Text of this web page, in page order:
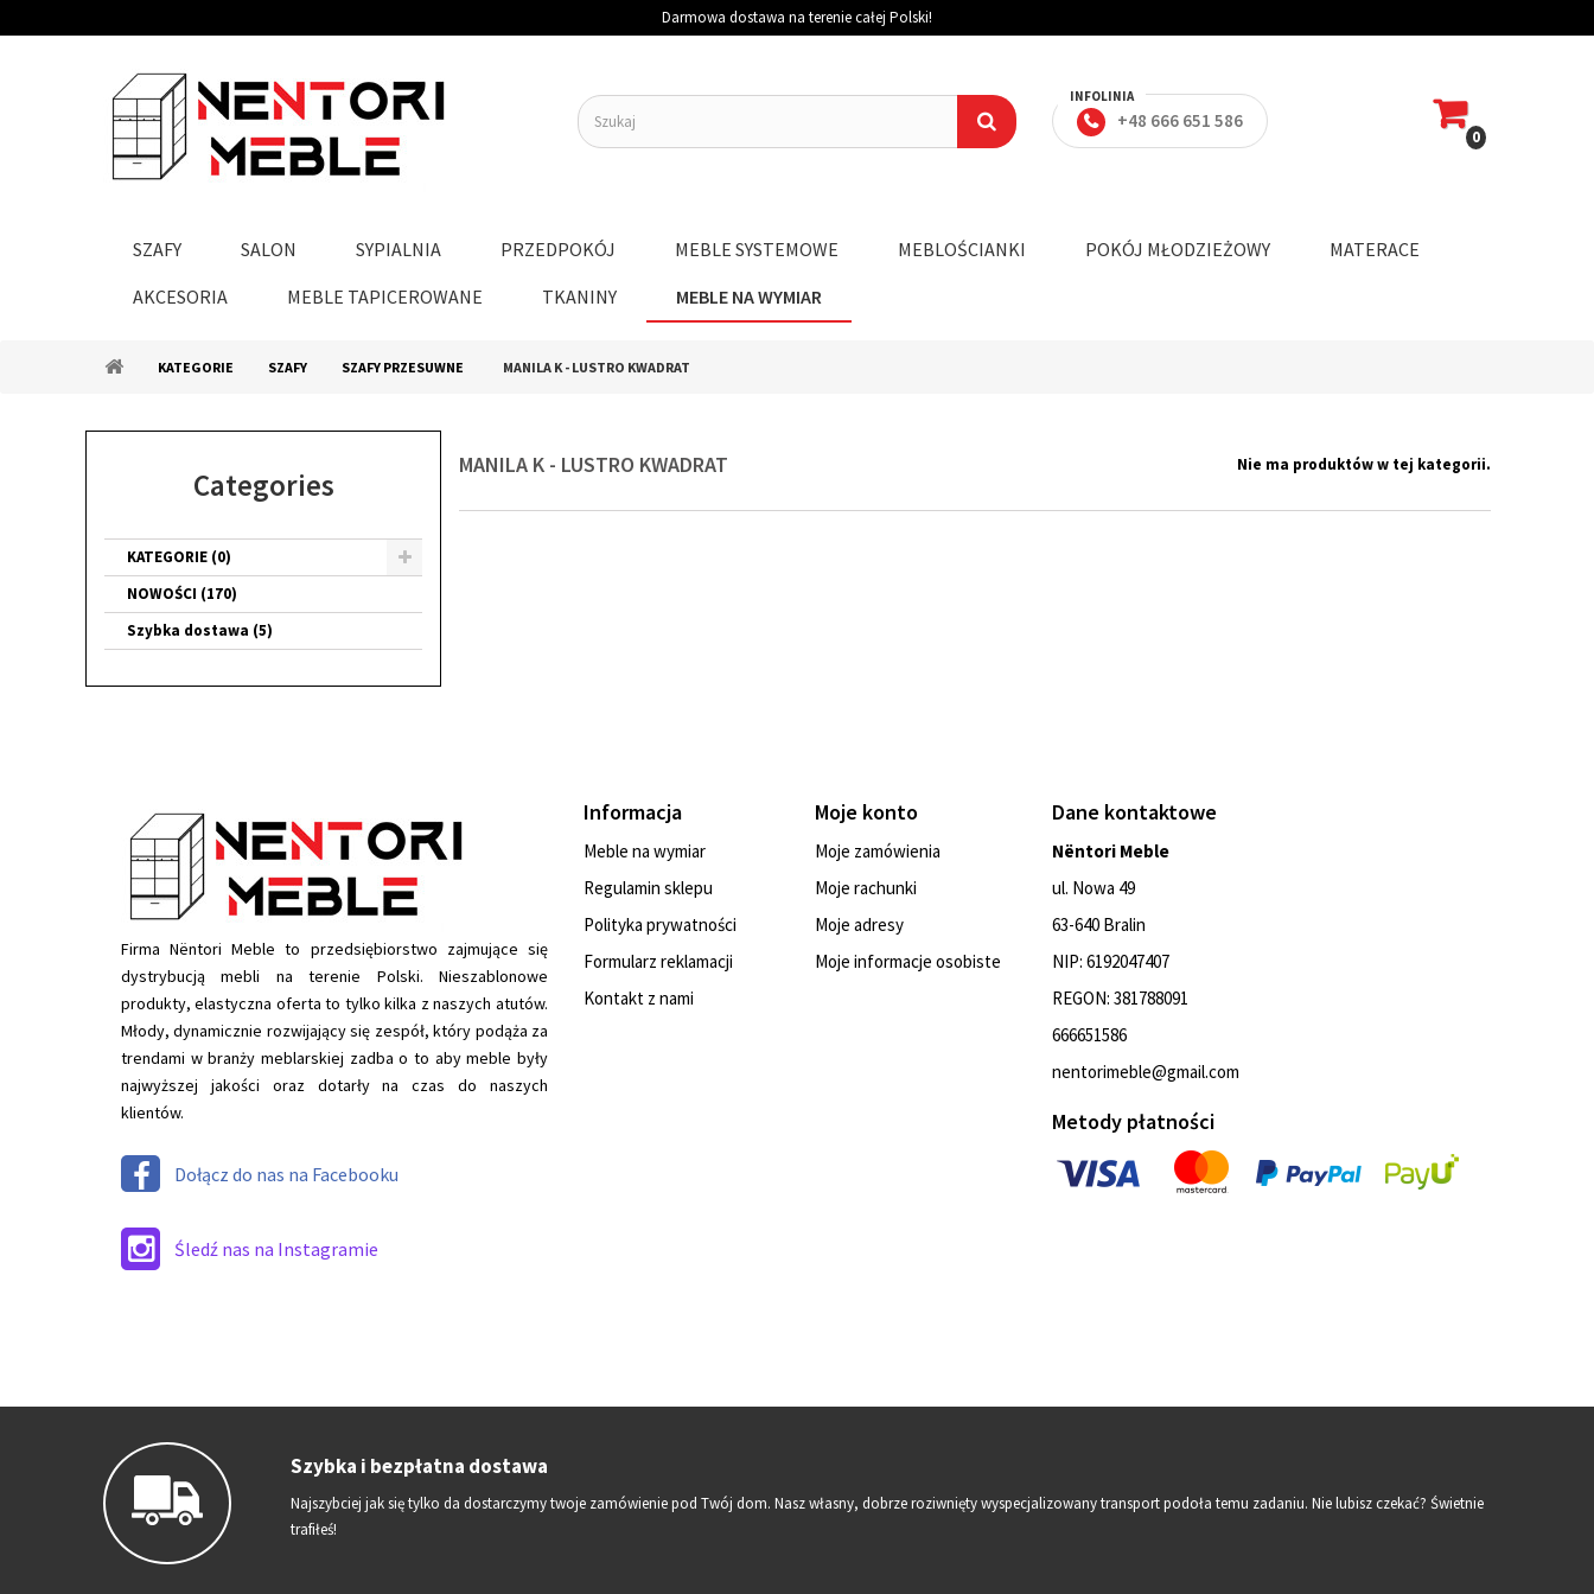
Darmowa dostawa na terenie całej Polski!
INFOLINIA
+48 666 651 586
0
SZAFY SALON SYPIALNIA PRZEDPOKÓJ MEBLE SYSTEMOWE MEBLOŚCIANKI POKÓJ MŁODZIEŻOWY
MATERACE
AKCESORIA
MEBLE TAPICEROWANE TKANINY MEBLE NA WYMIAR
KATEGORIE SZAFY SZAFY PRZESUWNE MANILA K - LUSTRO KWADRAT
Categories
KATEGORIE (0)
NOWOŚCI (170)
Szybka dostawa (5)
MANILA K - LUSTRO KWADRAT Nie ma produktów w tej kategorii.
Firma Nëntori Meble to przedsiębiorstwo zajmujące się
dystrybucją mebli na terenie Polski. Nieszablonowe
produkty, elastyczna oferta to tylko kilka z naszych atutów.
Młody, dynamicznie rozwijający się zespół, który podąża za
trendami w branży meblarskiej zadba o to aby meble były
najwyższej jakości oraz dotarły na czas do naszych
klientów.
Dołącz do nas na Facebooku
Śledź nas na Instagramie
Informacja
Meble na wymiar
Regulamin sklepu
Polityka prywatności
Formularz reklamacji
Kontakt z nami
Moje konto
Moje zamówienia
Moje rachunki
Moje adresy
Moje informacje osobiste
Dane kontaktowe
Nëntori Meble
ul. Nowa 49
63-640 Bralin
NIP: 6192047407
REGON: 381788091
666651586
nentorimeble@gmail.com
Metody płatności
Szybka i bezpłatna dostawa
Najszybciej jak się tylko da dostarczymy twoje zamówienie pod Twój dom. Nasz własny, dobrze roziwnięty wyspecjalizowany transport podoła temu zadaniu. Nie lubisz czekać? Świetnie
trafiłeś!